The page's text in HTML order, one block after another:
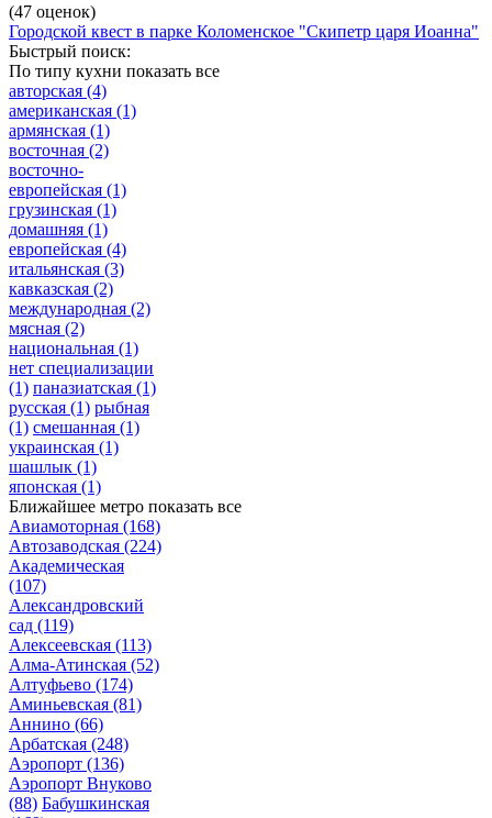
(47 оценок)
Городской квест в парке Коломенское "Скипетр царя Иоанна"
Быстрый поиск:
По типу кухни показать все
авторская (4)
американская (1)
армянская (1)
восточная (2)
восточно-
европейская (1)
грузинская (1)
домашняя (1)
европейская (4)
итальянская (3)
кавказская (2)
международная (2)
мясная (2)
национальная (1)
нет специализации
(1) паназиатская (1)
русская (1) рыбная
(1) смешанная (1)
украинская (1)
шашлык (1)
японская (1)
Ближайшее метро показать все
Авиамоторная (168)
Автозаводская (224)
Академическая
(107)
Александровский
сад (119)
Алексеевская (113)
Алма-Атинская (52)
Алтуфьево (174)
Аминьевская (81)
Аннино (66)
Арбатская (248)
Аэропорт (136)
Аэропорт Внуково
(88) Бабушкинская